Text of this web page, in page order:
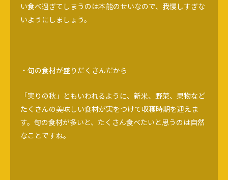
い食べ過ぎてしまうのは本能のせいなので、我慢しすぎな
いようにしましょう。
・旬の食材が盛りだくさんだから
「実りの秋」ともいわれるように、新米、野菜、果物など
たくさんの美味しい食材が実をつけて収穫時期を迎えま
す。旬の食材が多いと、たくさん食べたいと思うのは自然
なことですね。